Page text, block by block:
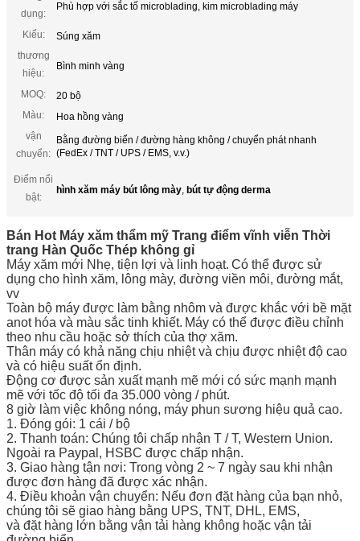
dụng:
Phù hợp với sắc tố microblading, kim microblading máy
Kiểu:
Súng xăm
thương
hiệu:
Bình minh vàng
MOQ:
20 bộ
Màu:
Hoa hồng vàng
vận
chuyển:
Bằng đường biển / đường hàng không / chuyển phát nhanh
(FedEx / TNT / UPS / EMS, v.v.)
Điểm nổi
bật:
hình xăm máy bút lông mày, bút tự động derma
Bán Hot Máy xăm thẩm mỹ Trang điểm vĩnh viễn Thời
trang Hàn Quốc Thép không gỉ
Máy xăm mới Nhẹ, tiện lợi và linh hoạt. Có thể được sử
dụng cho hình xăm, lông mày, đường viền môi, đường mắt,
vv
Toàn bộ máy được làm bằng nhôm và được khắc với bề mặt
anot hóa và màu sắc tinh khiết. Máy có thể được điều chỉnh
theo nhu cầu hoặc sở thích của thợ xăm.
Thân máy có khả năng chịu nhiệt và chịu được nhiệt độ cao
và có hiệu suất ổn định.
Động cơ được sản xuất mạnh mẽ mới có sức mạnh mạnh
mẽ với tốc độ tối đa 35.000 vòng / phút.
8 giờ làm việc không nóng, máy phun sương hiệu quả cao.
1. Đóng gói: 1 cái / bộ
2. Thanh toán: Chúng tôi chấp nhận T / T, Western Union.
Ngoài ra Paypal, HSBC được chấp nhận.
3. Giao hàng tận nơi: Trong vòng 2 ~ 7 ngày sau khi nhận
được đơn hàng đã được xác nhận.
4. Điều khoản vận chuyển: Nếu đơn đặt hàng của bạn nhỏ,
chúng tôi sẽ giao hàng bằng UPS, TNT, DHL, EMS,
và đặt hàng lớn bằng vận tải hàng không hoặc vận tải